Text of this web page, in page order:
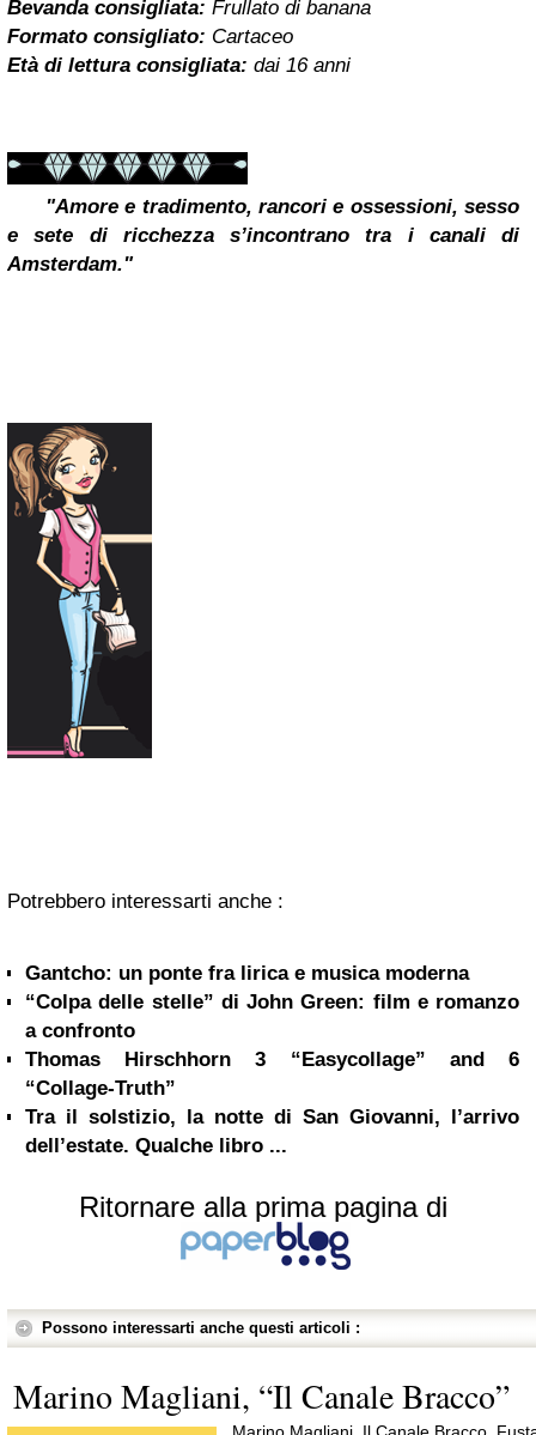
Bevanda consigliata: Frullato di banana
Formato consigliato: Cartaceo
Età di lettura consigliata: dai 16 anni
"Amore e tradimento, rancori e ossessioni, sesso
e sete di ricchezza s’incontrano tra i canali di
Amsterdam."
Potrebbero interessarti anche :
Gantcho: un ponte fra lirica e musica moderna
“Colpa delle stelle” di John Green: film e romanzo
a confronto
Thomas Hirschhorn 3 “Easycollage” and 6
“Collage-Truth”
Tra il solstizio, la notte di San Giovanni, l’arrivo
dell’estate. Qualche libro ...
Ritornare alla prima pagina di
Possono interessarti anche questi articoli :
Marino Magliani, “Il Canale Bracco”